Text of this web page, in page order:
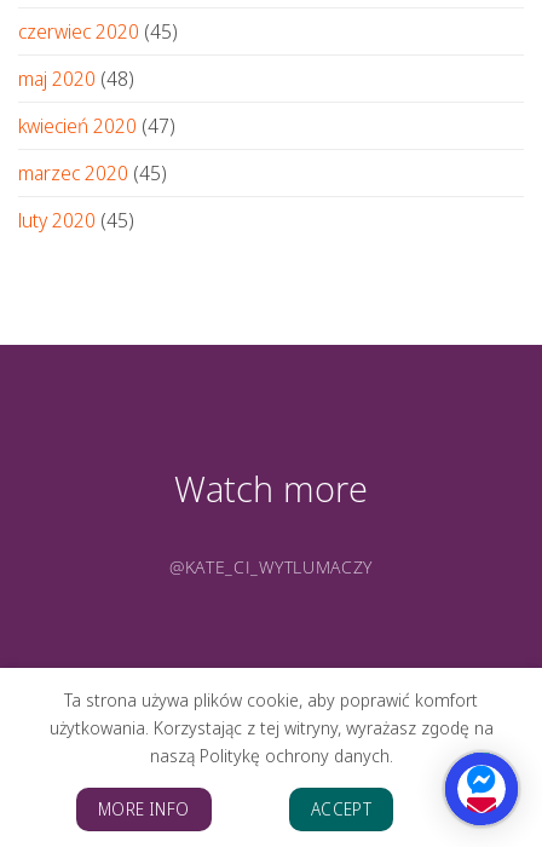
czerwiec 2020 (45)
maj 2020 (48)
kwiecień 2020 (47)
marzec 2020 (45)
luty 2020 (45)
Watch more
@KATE_CI_WYTLUMACZY
BLOG
Copyright 2026 ©
Ta strona używa plików cookie, aby poprawić komfort
użytkowania. Korzystając z tej witryny, wyrażasz zgodę na
naszą Politykę ochrony danych.
MORE INFO ACCEPT